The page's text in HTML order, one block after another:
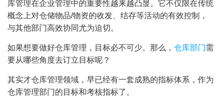
库管理在企业管理中的重要性越来越凸显。它不仅限在传统
概念上对仓储物品/物资的收发、结存等活动的有效控制，
与其他部门高效协同尤为迫切。
如果想要做好仓库管理，目标必不可少。那么， 仓库部门需
要从哪些角度去订立目标呢？
其实才仓库管理领域，早已经有一套成熟的指标体系，作为
仓库管理部门的目标和考核指标了。